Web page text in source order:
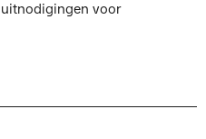
uitnodigingen voor